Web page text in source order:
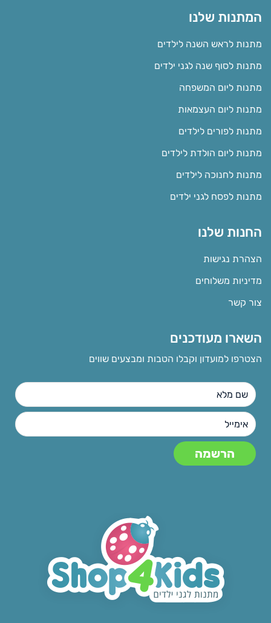
המתנות שלנו
מתנות לראש השנה לילדים
מתנות לסוף שנה לגני ילדים
מתנות ליום המשפחה
מתנות ליום העצמאות
מתנות לפורים לילדים
מתנות ליום הולדת לילדים
מתנות לחנוכה לילדים
מתנות לפסח לגני ילדים
החנות שלנו
הצהרת נגישות
מדיניות משלוחים
צור קשר
השארו מעודכנים
הצטרפו למועדון וקבלו הטבות ומבצעים שווים